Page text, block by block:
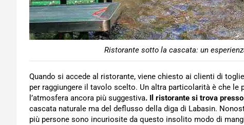
Ristorante sotto la cascata: un
Quando si accede al ristorante, viene chiesto ai clienti di
per raggiungere il tavolo scelto. Un altra particolarità è che le
l’atmosfera ancora più suggestiva. Il ristorante si trova
cascata naturale ma del deflusso della diga di Labasin.
più persone sono incuriosite da questo insolito modo di